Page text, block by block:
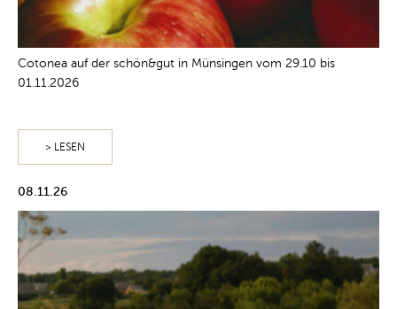
Cotonea auf der schön&gut in Münsingen vom 29.10 bis
01.11.2026
> LESEN
08.11.26